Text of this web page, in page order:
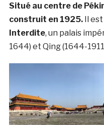
Situé au centre de
construit en 1925.Il est
Interdite, un palais
1644) et Qing (1644-